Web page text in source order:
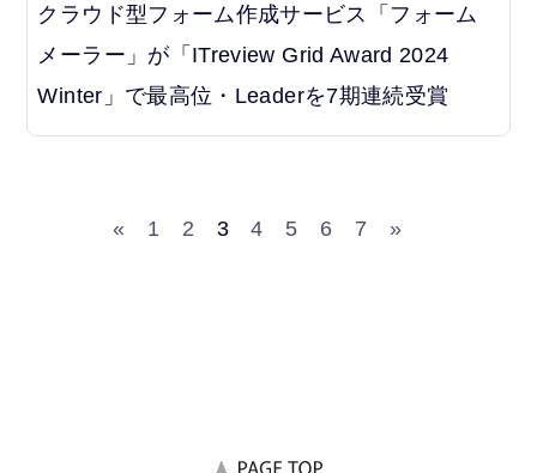
クラウド型フォーム作成サービス「フォーム
メーラー」が「ITreview Grid Award 2024
Winter」で最高位・Leaderを7期連続受賞
« 1 2 3 4 5 6 7 »